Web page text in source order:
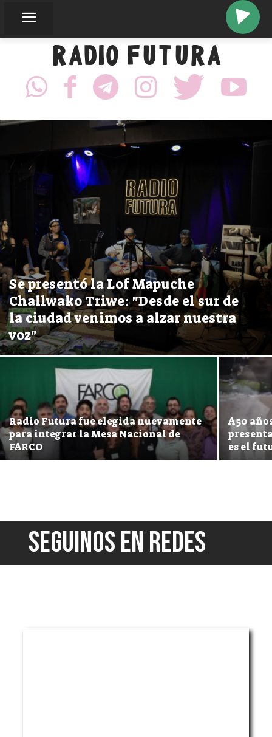
RADIO FUTURA
Se presentó la Lof Mapuche
Challwako Triwe: "Desde el sur de
la ciudad venimos a alzar nuestra
voz"
Radio Futura fue elegida nuevamente
para integrar la Mesa Nacional de
FARCO
A 50
es el
SEGUINOS EN REDES